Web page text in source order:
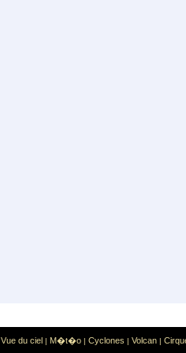
Sport Sports extr�mes
Vue du ciel | M�t�o | Cyclones | Volcan |